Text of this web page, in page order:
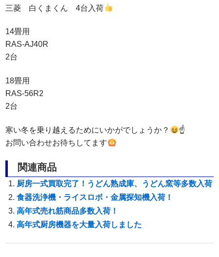
三菱 白くまくん 4台入荷
14畳用
RAS-AJ40R
2台
18畳用
RAS-56R2
2台
寒い冬を乗り越えるためにいかがでしょうか？
☝
お問い合わせお待ちしてます
関連商品
厨房一式買取完了！うどん熟成庫、うどん窯等多数入荷
食器洗浄機・ライスロボ・金属探知機入荷！
高年式売れ筋商品多数入荷！
高年式厨房機器を大量入荷しました